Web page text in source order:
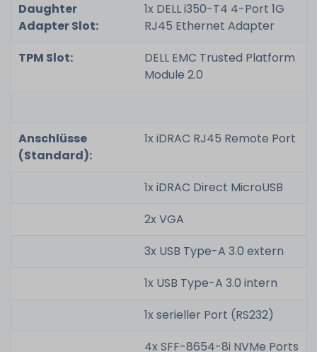
Daughter
Adapter Slot:
1x DELL i350-T4 4-Port 1G
RJ45 Ethernet Adapter
TPM Slot:
DELL EMC Trusted Platform
Module 2.0
Anschlüsse
(Standard):
1x iDRAC RJ45 Remote Port
1x iDRAC Direct MicroUSB
2x VGA
3x USB Type-A 3.0 extern
1x USB Type-A 3.0 intern
1x serieller Port (RS232)
4x SFF-8654-8i NVMe Ports